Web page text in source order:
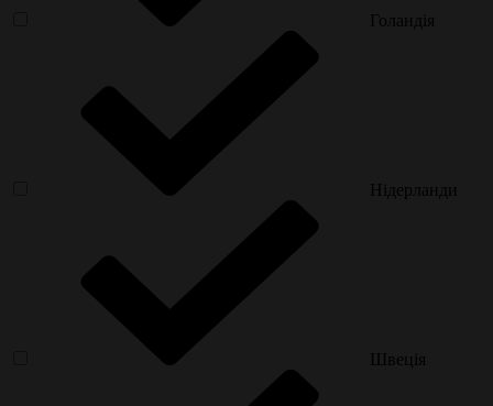
Голандія
Нідерланди
Швеція